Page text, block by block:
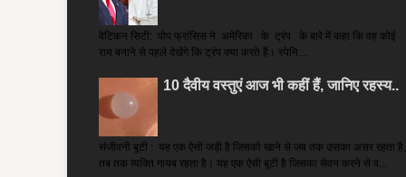
वेटिकन सिटी: पोप फ्रांसिस ने अमेरिका के ट्रंप के बारे में कहा कि वह कोई
राय बनाने से पहले देखेंगे कि ट्रंप क्या करते हैं। स्पेनि...
10 दैवीय वस्तुएं आज भी कहीं हैं, जानिए रहस्य..
संजीवनी बूटी : यह एक ऐसी जड़ी है जिसको खाने से जब तक उसका असर रहता है,
तब तक व्यक्ति गायब रहता है। यह एक ऐसी बूटी है जिसका सेवन करने से व...